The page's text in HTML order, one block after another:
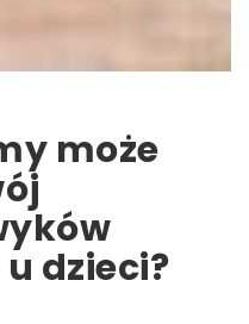
może
dzieci?